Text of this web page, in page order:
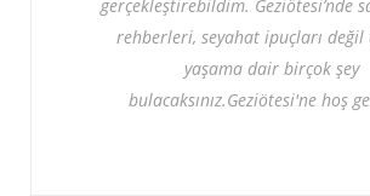
gerçekleştirebildim. Geziötesi’nde
rehberleri, seyahat ipuçları değil
yaşama dair birçok şey
bulacaksınız.Geziötesi'ne hoş